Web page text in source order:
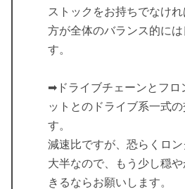
ストックをお持ちでなけ
方が全体のバランス的に
す。
➡ドライブチェーンとフロ
ットとのドライブ系一式
す。
減速比ですが、恐らくロ
大半なので、もう少し穏
きるならお願いします。